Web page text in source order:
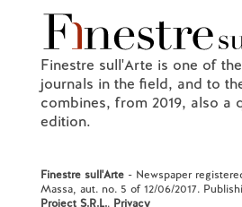
Finestre sull'Arte is one of
journals in the field, and to
combines, from 2019, also a
edition.
Finestre sull'Arte- Newspaper
Massa, aut. no. 5 of 12/06/2017.
Project S.R.L.. Privacy